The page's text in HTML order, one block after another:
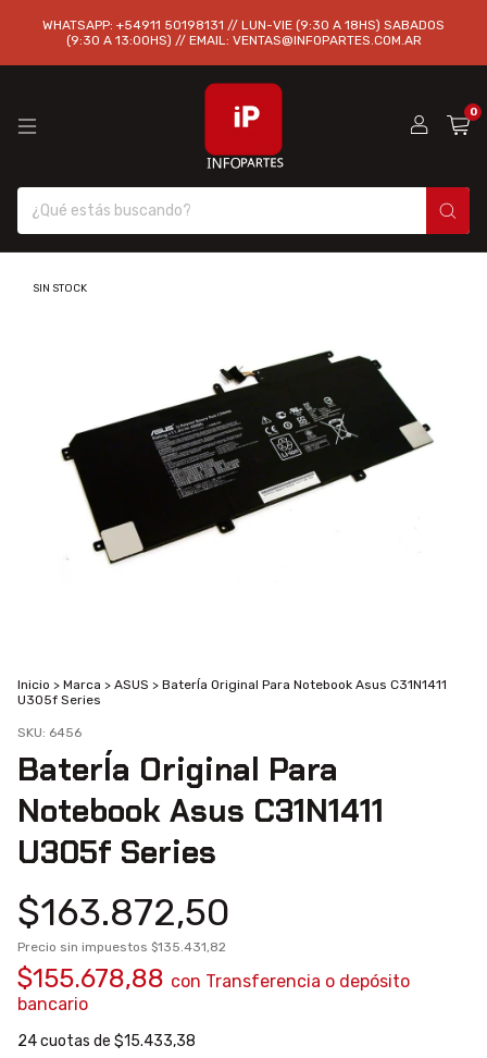
WHATSAPP: +54911 50198131 // LUN-VIE (9:30 A 18HS) SABADOS
(9:30 A 13:00HS) // EMAIL: VENTAS@INFOPARTES.COM.AR
0
SIN STOCK
Inicio > Marca > ASUS > BaterÍa Original Para Notebook Asus C31N1411
U305f Series
SKU: 6456
BaterÍa Original Para
Notebook Asus C31N1411
U305f Series
$163.872,50
Precio sin impuestos $135.431,82
$155.678,88 con Transferencia o depósito
bancario
24cuotas de $15.433,38